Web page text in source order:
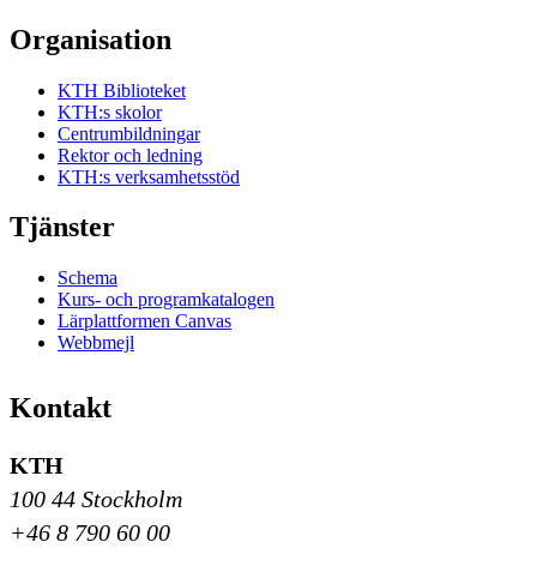
Organisation
KTH Biblioteket
KTH:s skolor
Centrumbildningar
Rektor och ledning
KTH:s verksamhetsstöd
Tjänster
Schema
Kurs- och programkatalogen
Lärplattformen Canvas
Webbmejl
Kontakt
KTH
100 44 Stockholm
+46 8 790 60 00